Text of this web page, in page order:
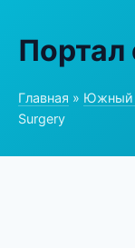
Портал
Главная » Южный
Surgery